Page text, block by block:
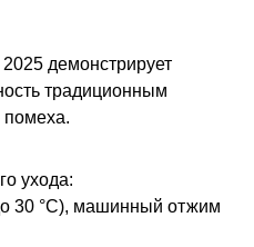
демонстрирует
традиционным
ухода:
30 °С), машинный отжим